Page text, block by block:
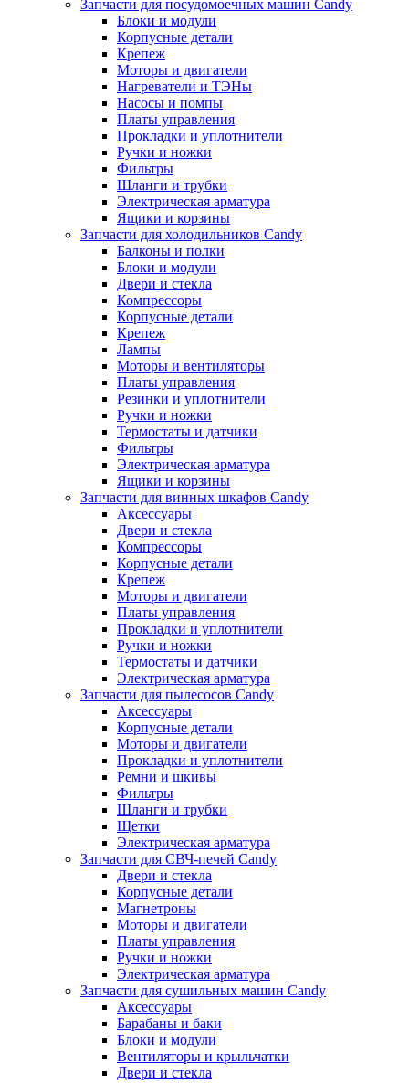
Запчасти для посудомоечных машин Candy
Блоки и модули
Корпусные детали
Крепеж
Моторы и двигатели
Нагреватели и ТЭНы
Насосы и помпы
Платы управления
Прокладки и уплотнители
Ручки и ножки
Фильтры
Шланги и трубки
Электрическая арматура
Ящики и корзины
Запчасти для холодильников Candy
Балконы и полки
Блоки и модули
Двери и стекла
Компрессоры
Корпусные детали
Крепеж
Лампы
Моторы и вентиляторы
Платы управления
Резинки и уплотнители
Ручки и ножки
Термостаты и датчики
Фильтры
Электрическая арматура
Ящики и корзины
Запчасти для винных шкафов Candy
Аксессуары
Двери и стекла
Компрессоры
Корпусные детали
Крепеж
Моторы и двигатели
Платы управления
Прокладки и уплотнители
Ручки и ножки
Термостаты и датчики
Электрическая арматура
Запчасти для пылесосов Candy
Аксессуары
Корпусные детали
Моторы и двигатели
Прокладки и уплотнители
Ремни и шкивы
Фильтры
Шланги и трубки
Щетки
Электрическая арматура
Запчасти для СВЧ-печей Candy
Двери и стекла
Корпусные детали
Магнетроны
Моторы и двигатели
Платы управления
Ручки и ножки
Электрическая арматура
Запчасти для сушильных машин Candy
Аксессуары
Барабаны и баки
Блоки и модули
Вентиляторы и крыльчатки
Двери и стекла